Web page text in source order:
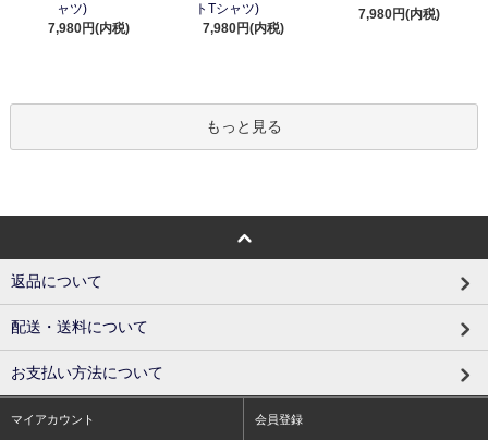
ャツ)
7,980円(内税)
トTシャツ)
7,980円(内税)
7,980円(内税)
もっと見る
返品について
配送・送料について
お支払い方法について
マイアカウント 会員登録